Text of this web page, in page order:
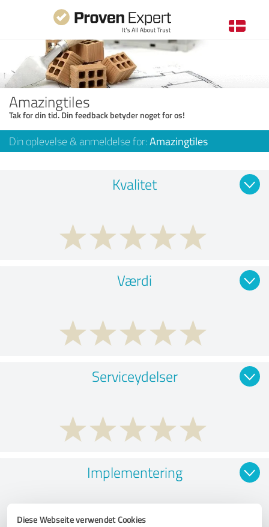
Diese Webseite verwendet Cookies
Amazingtiles
Tak for din tid. Din feedback betyder noget for os!
Din oplevelse & anmeldelse for: Amazingtiles
Kvalitet
Værdi
Serviceydelser
Implementering